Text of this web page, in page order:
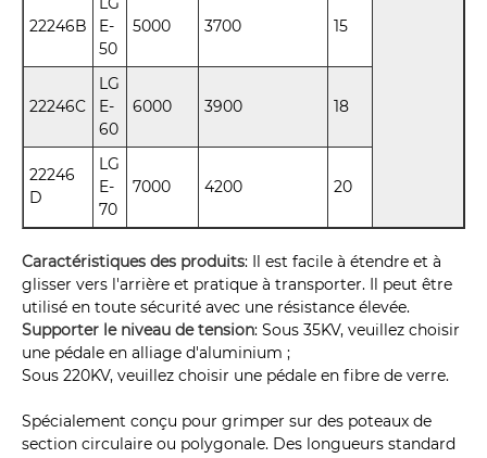
22246B
E-
50
5000 3700 15
22246C
LG
E-
60
6000 3900 18
22246
D
LG
E-
70
7000 4200 20
Caractéristiques des produits: Il est facile à étendre et à
glisser vers l'arrière et pratique à transporter. Il peut être
utilisé en toute sécurité avec une résistance élevée.
Supporter le niveau de tension: Sous 35KV, veuillez choisir
une pédale en alliage d'aluminium ;
Sous 220KV, veuillez choisir une pédale en fibre de verre.
Spécialement conçu pour grimper sur des poteaux de
section circulaire ou polygonale. Des longueurs standard